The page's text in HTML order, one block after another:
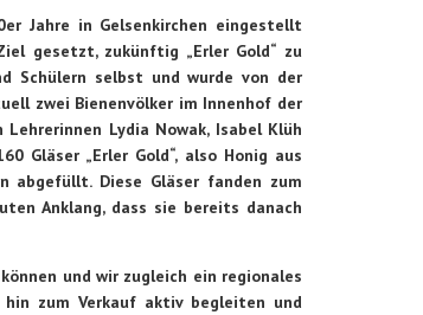
Jahre in Gelsenkirchen eingestellt
gesetzt, zukünftig „Erler Gold“ zu
Schülern selbst und wurde von der
zwei Bienenvölker im Innenhof der
Lydia Nowak, Isabel Klüh
Gläser „Erler Gold“, also Honig aus
abgefüllt. Diese Gläser fanden zum
Anklang, dass sie bereits danach
und wir zugleich ein regionales
hin zum Verkauf aktiv begleiten und